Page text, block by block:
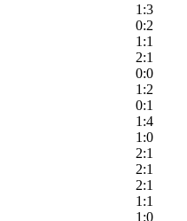
1:3
0:2
1:1
2:1
0:0
1:2
0:1
1:4
1:0
2:1
2:1
2:1
1:1
1:0